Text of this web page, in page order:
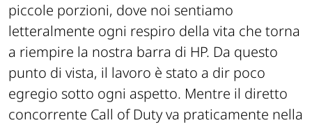
piccole porzioni, dove noi sentiamo
letteralmente ogni respiro della vita che torna
a riempire la nostra barra di HP. Da questo
punto di vista, il lavoro è stato a dir poco
egregio sotto ogni aspetto. Mentre il diretto
concorrente Call of Duty va praticamente nella